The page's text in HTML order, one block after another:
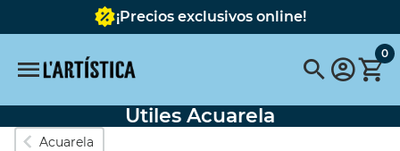
¡Precios exclusivos online!
Búsquedas populares
0
Utiles Acuarela
Acuarela